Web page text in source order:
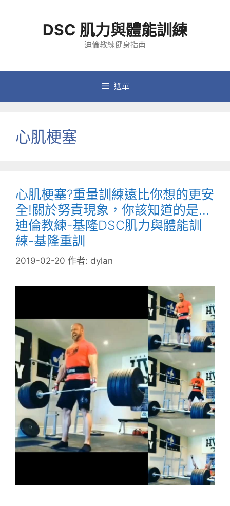
容
DSC 肌力與體能訓練
迪倫教練健身指南
選單
心肌梗塞
心肌梗塞?重量訓練遠比你想的更安
全!關於努責現象，你該知道的是…
迪倫教練-基隆DSC肌力與體能訓
練-基隆重訓
2019-02-20 作者: dylan